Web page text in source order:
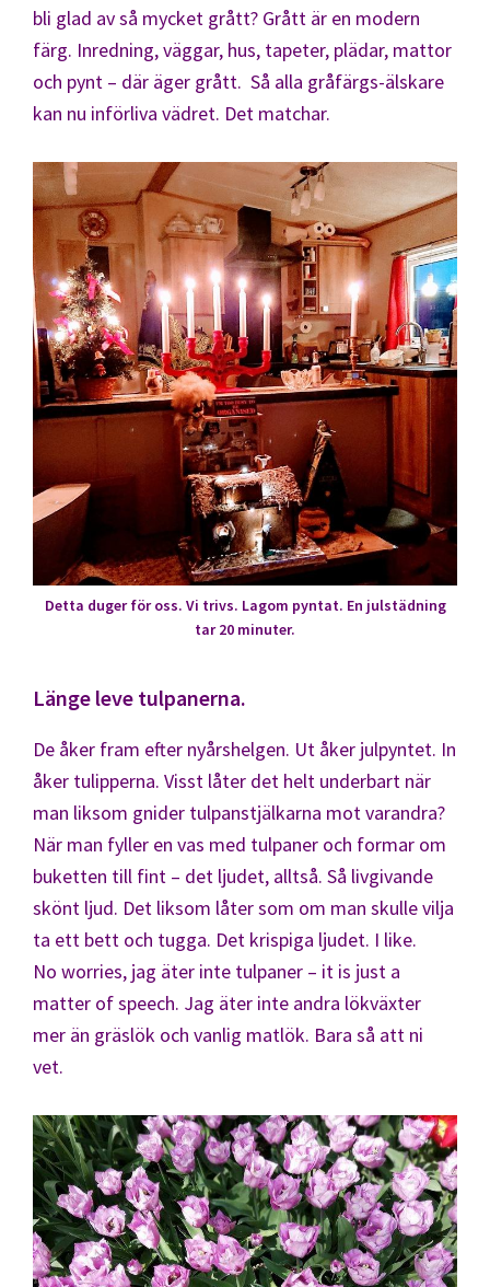
bli glad av så mycket grått? Grått är en modern
färg. Inredning, väggar, hus, tapeter, plädar, mattor
och pynt – där äger grått. Så alla gråfärgs-älskare
kan nu införliva vädret. Det matchar.
Detta duger för oss. Vi trivs. Lagom pyntat. En julstädning
tar 20 minuter.
Länge leve tulpanerna.
De åker fram efter nyårshelgen. Ut åker julpyntet. In
åker tulipperna. Visst låter det helt underbart när
man liksom gnider tulpanstjälkarna mot varandra?
När man fyller en vas med tulpaner och formar om
buketten till fint – det ljudet, alltså. Så livgivande
skönt ljud. Det liksom låter som om man skulle vilja
ta ett bett och tugga. Det krispiga ljudet. I like.
No worries, jag äter inte tulpaner – it is just a
matter of speech. Jag äter inte andra lökväxter
mer än gräslök och vanlig matlök. Bara så att ni
vet.